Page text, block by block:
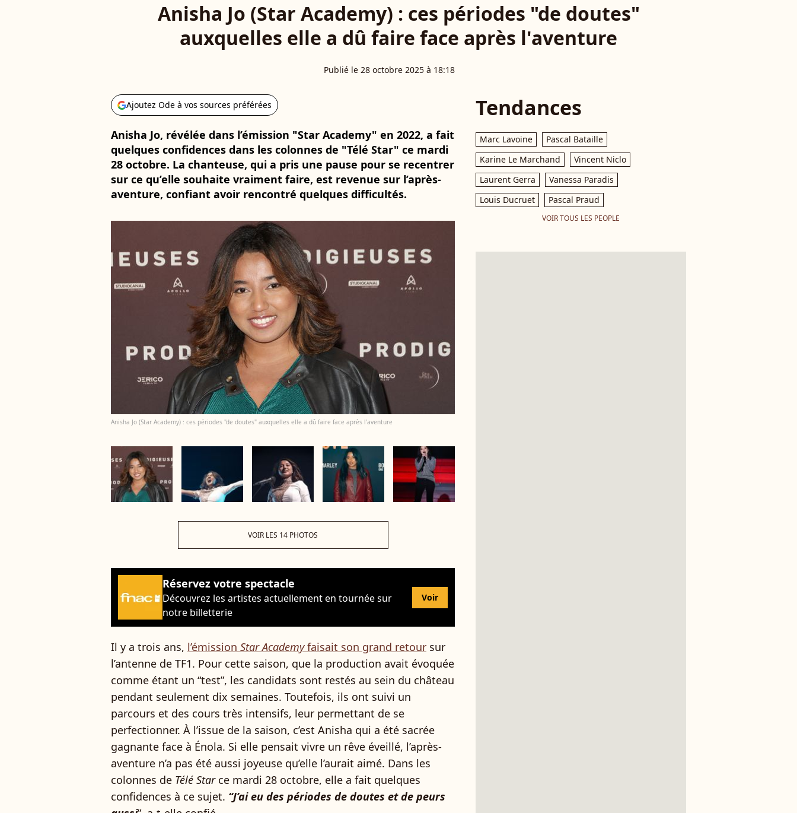
Anisha Jo (Star Academy) : ces périodes "de doutes"
auxquelles elle a dû faire face après l'aventure
Publié le 28 octobre 2025 à 18:18
Ajoutez Ode à vos sources préférées
Anisha Jo, révélée dans l’émission "Star Academy" en 2022, a fait
quelques confidences dans les colonnes de "Télé Star" ce mardi
28 octobre. La chanteuse, qui a pris une pause pour se recentrer
sur ce qu’elle souhaite vraiment faire, est revenue sur l’après-
aventure, confiant avoir rencontré quelques difficultés.
Anisha Jo (Star Academy) : ces périodes "de doutes" auxquelles elle a dû faire face après l'aventure
VOIR LES 14 PHOTOS
Réservez votre spectacle
Découvrez les artistes actuellement en tournée sur
notre billetterie
Voir
Il y a trois ans, l’émission Star Academyfaisait son grand retour sur
l’antenne de TF1. Pour cette saison, que la production avait évoquée
comme étant un “test”, les candidats sont restés au sein du château
pendant seulement dix semaines. Toutefois, ils ont suivi un
parcours et des cours très intensifs, leur permettant de se
perfectionner. À l’issue de la saison, c’est Anisha qui a été sacrée
gagnante face à Énola. Si elle pensait vivre un rêve éveillé, l’après-
aventure n’a pas été aussi joyeuse qu’elle l’aurait aimé. Dans les
colonnes de Télé Starce mardi 28 octobre, elle a fait quelques
confidences à ce sujet. “J’ai eu des périodes de doutes et de peurs
Tendances
Marc Lavoine
Pascal Bataille
Karine Le Marchand
Vincent Niclo
Laurent Gerra
Vanessa Paradis
Louis Ducruet
Pascal Praud
VOIR TOUS LES PEOPLE